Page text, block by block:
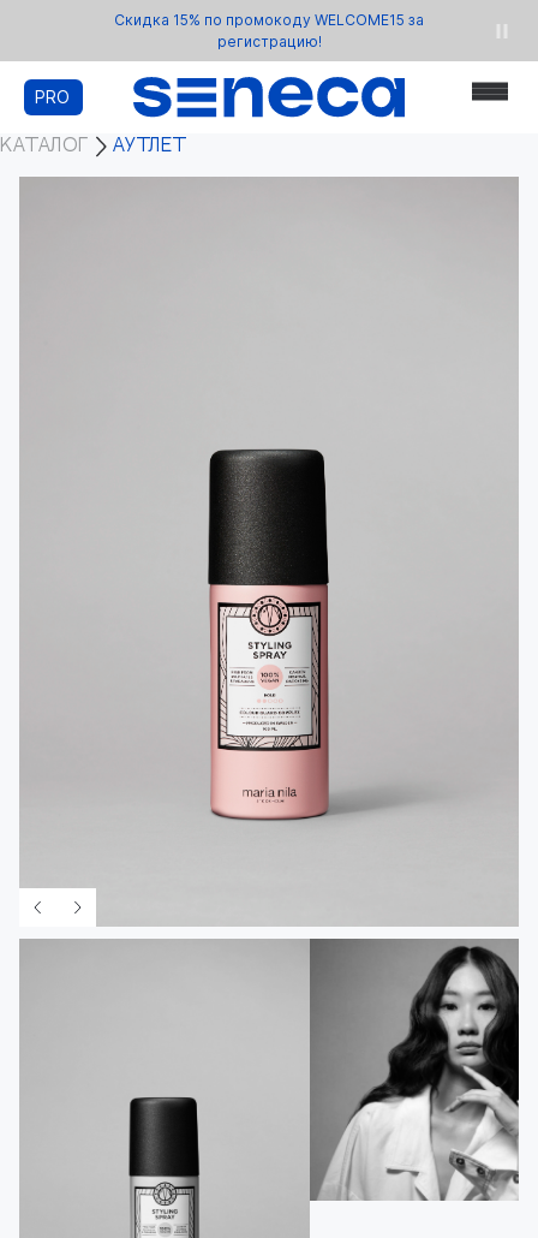
Скидка 15% по промокоду WELCOME15 за
регистрацию!
PRO
КАТАЛОГ АУТЛЕТ